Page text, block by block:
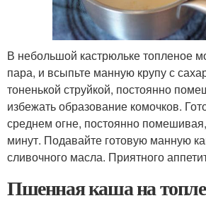
В небольшой кастрюльке топленое
пара, и всыпьте манную крупу с
тоненькой струйкой, постоянно
избежать образование комочков.
среднем огне, постоянно
минут. Подавайте готовую манную
сливочного масла. Приятного
Пшенная каша на